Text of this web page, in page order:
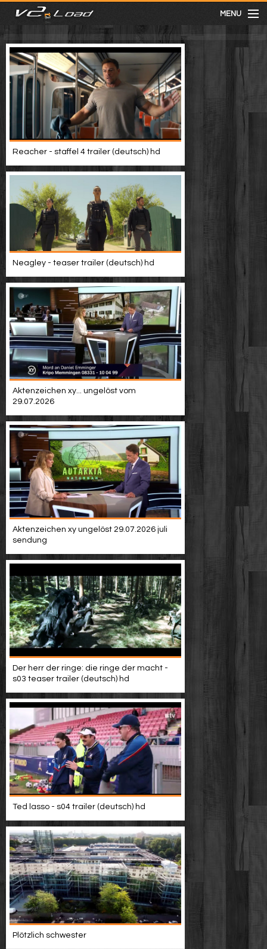
MENU
meist gesehen
neuste
kategorien
Menu
mit facebook anmelden
Informationen
Video suchen
Reacher - staffel 4 trailer (deutsch) hd
Neagley - teaser trailer (deutsch) hd
Aktenzeichen xy... ungelöst vom
29.07.2026
Aktenzeichen xy ungelöst 29.07.2026 juli
sendung
Der herr der ringe: die ringe der macht -
s03 teaser trailer (deutsch) hd
Ted lasso - s04 trailer (deutsch) hd
Plötzlich schwester